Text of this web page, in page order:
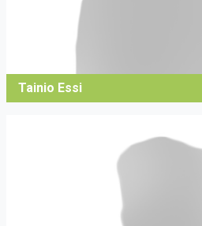
Tainio Essi